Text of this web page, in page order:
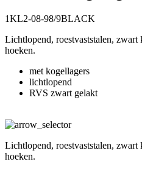
1KL2-08-98/9BLACK
Lichtlopend, roestvaststalen, zwart
hoeken.
met kogellagers
lichtlopend
RVS zwart gelakt
Lichtlopend, roestvaststalen, zwart
hoeken.